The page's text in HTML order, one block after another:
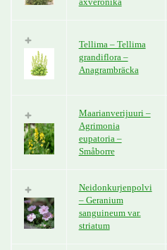
Tellima – Tellima
grandiflora –
Anagrambräcka
Maarianverijuuri –
Agrimonia
eupatoria –
Småborre
Neidonkurjenpolvi
– Geranium
sanguineum var.
striatum